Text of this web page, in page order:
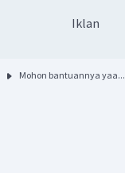
Iklan
Mohon bantuannya yaa...